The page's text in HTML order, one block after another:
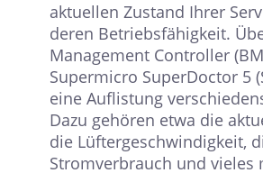
aktuellen Zustand Ihrer
deren Betriebsfähigkeit.
Management Controller
Supermicro SuperDoctor 5
eine Auflistung
Dazu gehören etwa die
die Lüftergeschwindigkeit,
Stromverbrauch und vieles